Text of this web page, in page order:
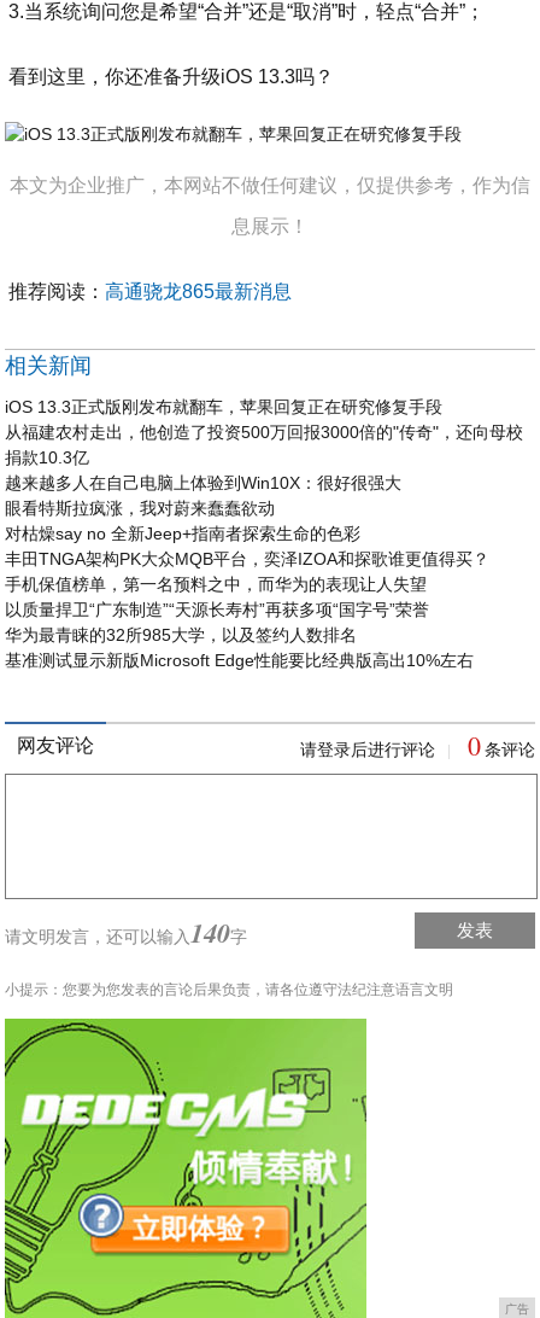
3.当系统询问您是希望“合并”还是“取消”时，轻点“合并”；
看到这里，你还准备升级iOS 13.3吗？
本文为企业推广，本网站不做任何建议，仅提供参考，作为信
息展示！
推荐阅读：高通骁龙865最新消息
相关新闻
iOS 13.3正式版刚发布就翻车，苹果回复正在研究修复手段
从福建农村走出，他创造了投资500万回报3000倍的"传奇"，还向母校
捐款10.3亿
越来越多人在自己电脑上体验到Win10X：很好很强大
眼看特斯拉疯涨，我对蔚来蠢蠢欲动
对枯燥say no 全新Jeep+指南者探索生命的色彩
丰田TNGA架构PK大众MQB平台，奕泽IZOA和探歌谁更值得买？
手机保值榜单，第一名预料之中，而华为的表现让人失望
以质量捍卫“广东制造”“天源长寿村”再获多项“国字号”荣誉
华为最青睐的32所985大学，以及签约人数排名
基准测试显示新版Microsoft Edge性能要比经典版高出10%左右
网友评论 请登录后进行评论 0 条评论
请文明发言，还可以输入 140字 发表
小提示：您要为您发表的言论后果负责，请各位遵守法纪注意语言文明
广告